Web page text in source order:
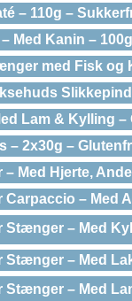
– 110g –
Med Kanin –
med Fisk og
Lam & Kylling –
– 2x30g –
Med Hjerte,
– Med
– Med
– Med
– Med